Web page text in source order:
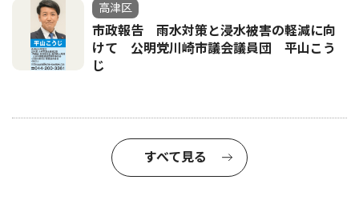
高津区
市政報告 雨水対策と浸水被害の軽減に向
けて 公明党川崎市議会議員団 平山こう
じ
すべて見る